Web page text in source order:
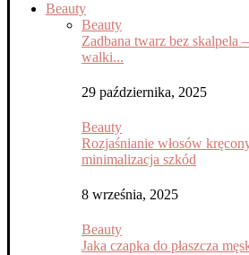
Beauty
Beauty
Zadbana twarz bez skalpela
walki...
29 października, 2025
Beauty
Rozjaśnianie włosów
minimalizacja szkód
8 września, 2025
Beauty
Jaka czapka do płaszcza